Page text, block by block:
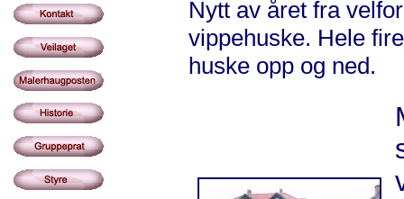
Nytt av året fra
vippehuske. Hele
huske opp og ned.